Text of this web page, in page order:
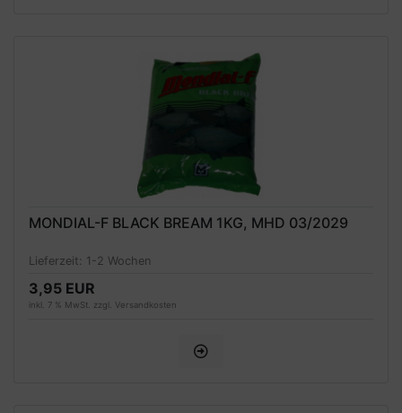
MONDIAL-F BLACK BREAM 1KG, MHD 03/2029
Lieferzeit: 1-2 Wochen
3,95 EUR
inkl. 7 % MwSt. zzgl. Versandkosten